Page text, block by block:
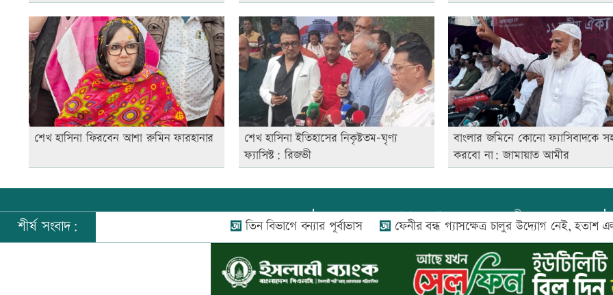
শেখ হাসিনা ফিরবেন আশা রুমিন ফারহানার
শেখ হাসিনা ইতিহাসের নিকৃষ্টতম-ঘৃণ্য
ফ্যাসিস্ট: রিজভী
বাংলার জমিনে কোনো ফ্যাসিবাদকে
করবো না: জামায়াত আমীর
প্রধান সম্পাদক:আফজাল বারী
প্রোমিতা আফরিন কর্তৃক সম্পাদিত ও প্রকাশিত
সি-৫০১, ৬ষ্ঠতলা, আল রাজী কমপ্লেক্স, ১৬৬-১৬৭
শহীদ সৈয়দ নজরুল ইসলাম সরণি, পুরানা পল্টন, ঢাকা-১০০০
শীর্ষ সংবাদ: তিন বিভাগে বন্যার পূর্বাভাস ফেনীর বন্ধ গ্যাসক্ষেত্র চালুর উদ্যোগ নেই, হতাশ এলাকাবাসী